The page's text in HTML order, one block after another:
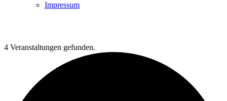
Impressum
4 Veranstaltungen gefunden.